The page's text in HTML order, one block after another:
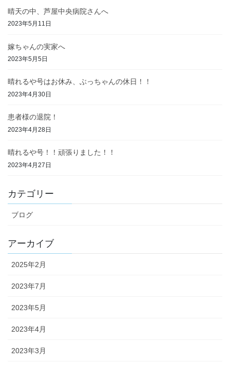
晴天の中、芦屋中央病院さんへ
2023年5月11日
嫁ちゃんの実家へ
2023年5月5日
晴れるや号はお休み、ぶっちゃんの休日！！
2023年4月30日
患者様の退院！
2023年4月28日
晴れるや号！！頑張りました！！
2023年4月27日
カテゴリー
ブログ
アーカイブ
2025年2月
2023年7月
2023年5月
2023年4月
2023年3月